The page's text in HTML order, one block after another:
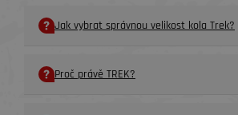
Jak vybrat správnou velikost kola Trek?
Proč právě TREK?